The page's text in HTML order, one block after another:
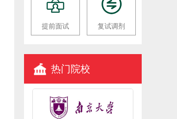
提前面试 复试调剂
热门院校